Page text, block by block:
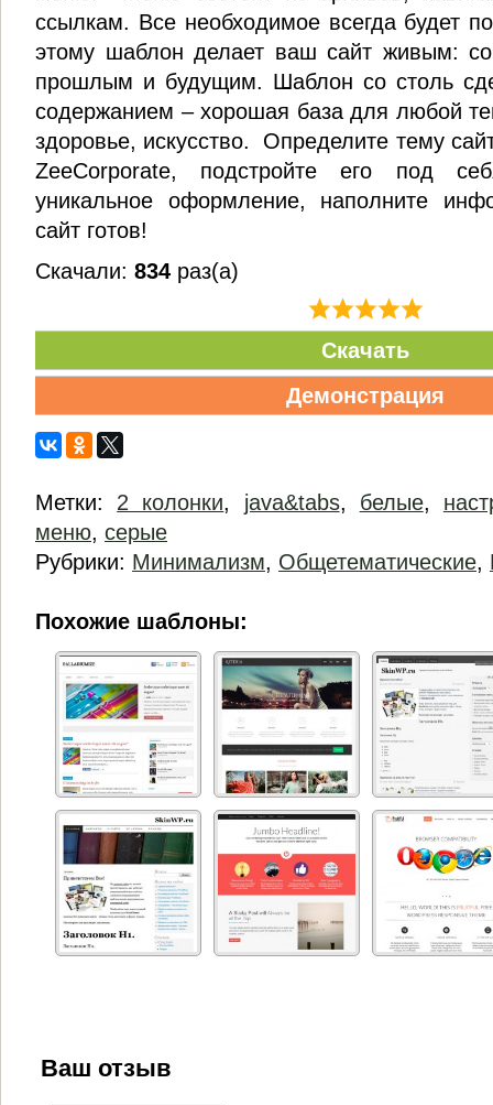
ссылкам. Все необходимое всегда будет
этому шаблон делает ваш сайт живым:
прошлым и будущим. Шаблон со столь
содержанием – хорошая база для любой
здоровье, искусство. Определите тему
ZeeCorporate, подстройте его под
уникальное оформление, наполните
сайт готов!
Скачали: 834 раз(а)
Скачать
Демонстрация
Метки: 2 колонки, java&tabs, белые,
меню, серые
Рубрики: Минимализм, Общетематические,
Похожие шаблоны:
Ваш отзыв